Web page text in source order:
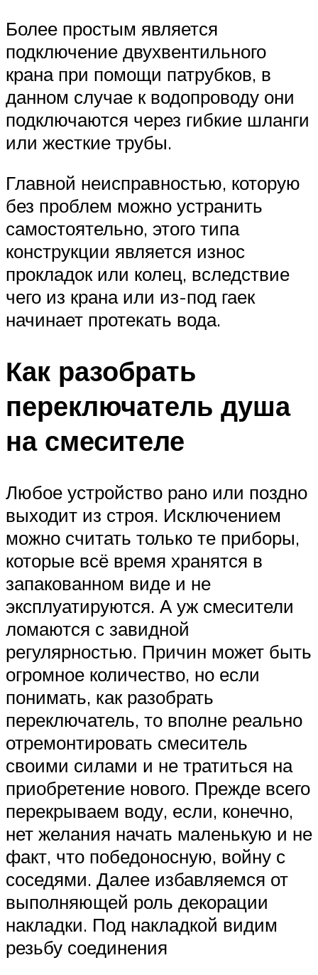
Более простым является
подключение двухвентильного
крана при помощи патрубков, в
данном случае к водопроводу они
подключаются через гибкие шланги
или жесткие трубы.
Главной неисправностью, которую
без проблем можно устранить
самостоятельно, этого типа
конструкции является износ
прокладок или колец, вследствие
чего из крана или из-под гаек
начинает протекать вода.
Как разобрать
переключатель душа
на смесителе
Любое устройство рано или поздно
выходит из строя. Исключением
можно считать только те приборы,
которые всё время хранятся в
запакованном виде и не
эксплуатируются. А уж смесители
ломаются с завидной
регулярностью. Причин может быть
огромное количество, но если
понимать, как разобрать
переключатель, то вполне реально
отремонтировать смеситель
своими силами и не тратиться на
приобретение нового. Прежде всего
перекрываем воду, если, конечно,
нет желания начать маленькую и не
факт, что победоносную, войну с
соседями. Далее избавляемся от
выполняющей роль декорации
накладки. Под накладкой видим
резьбу соединения